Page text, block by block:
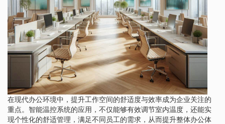
在现代办公环境中，提升工作空间的舒适度与效率成为企业关注的
重点。智能温控系统的应用，不仅能够有效调节室内温度，还能实
现个性化的舒适管理，满足不同员工的需求，从而提升整体办公体